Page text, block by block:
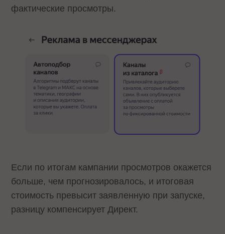
фактические просмотры.
Если по итогам кампании просмотров окажется
больше, чем прогнозировалось, и итоговая
стоимость превысит заявленную при запуске,
разницу компенсирует Директ.